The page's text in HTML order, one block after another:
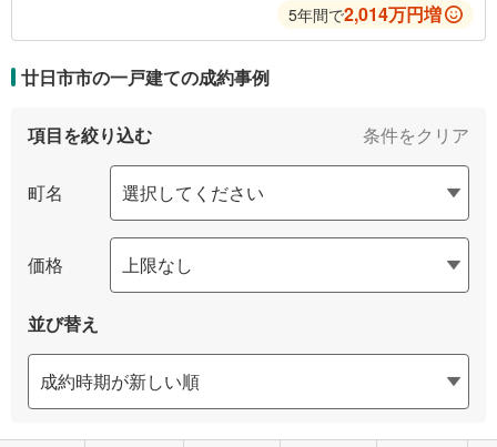
5年間で2,014万円増
廿日市市の一戸建ての成約事例
項目を絞り込む 条件をクリア
町名
価格
並び替え